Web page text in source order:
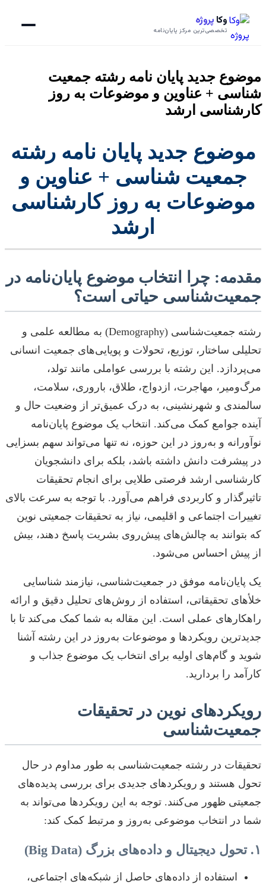
وکا پروژه
تخصصی‌ترین مرکز پایان‌نامه
موضوع جدید پایان نامه رشته جمعیت
شناسی + عناوین و موضوعات به روز
کارشناسی ارشد
موضوع جدید پایان نامه رشته
جمعیت شناسی + عناوین و
موضوعات به روز کارشناسی
ارشد
مقدمه: چرا انتخاب موضوع پایان‌نامه در
جمعیت‌شناسی حیاتی است؟
رشته جمعیت‌شناسی (Demography) به مطالعه علمی و
تحلیلی ساختار، توزیع، تحولات و پویایی‌های جمعیت انسانی
می‌پردازد. این رشته با بررسی عواملی مانند تولد،
مرگ‌ومیر، مهاجرت، ازدواج، طلاق، باروری، سلامت،
سالمندی و شهرنشینی، به درک عمیق‌تر از وضعیت حال و
آینده جوامع کمک می‌کند. انتخاب یک موضوع پایان‌نامه
نوآورانه و به‌روز در این حوزه، نه تنها می‌تواند سهم بسزایی
در پیشرفت دانش داشته باشد، بلکه برای دانشجویان
کارشناسی ارشد فرصتی طلایی برای انجام تحقیقات
تاثیرگذار و کاربردی فراهم می‌آورد. با توجه به سرعت بالای
تغییرات اجتماعی و اقلیمی، نیاز به تحقیقات جمعیتی نوین
که بتوانند به چالش‌های پیش‌روی بشریت پاسخ دهند، بیش
از پیش احساس می‌شود.
یک پایان‌نامه موفق در جمعیت‌شناسی، نیازمند شناسایی
خلأهای تحقیقاتی، استفاده از روش‌های تحلیل دقیق و ارائه
راهکارهای عملی است. این مقاله به شما کمک می‌کند تا با
جدیدترین رویکردها و موضوعات به‌روز در این رشته آشنا
شوید و گام‌های اولیه برای انتخاب یک موضوع جذاب و
کارآمد را بردارید.
رویکردهای نوین در تحقیقات
جمعیت‌شناسی
تحقیقات در رشته جمعیت‌شناسی به طور مداوم در حال
تحول هستند و رویکردهای جدیدی برای بررسی پدیده‌های
جمعیتی ظهور می‌کنند. توجه به این رویکردها می‌تواند به
شما در انتخاب موضوعی به‌روز و مرتبط کمک کند:
۱. تحول دیجیتال و داده‌های بزرگ (Big Data)
استفاده از داده‌های حاصل از شبکه‌های اجتماعی،